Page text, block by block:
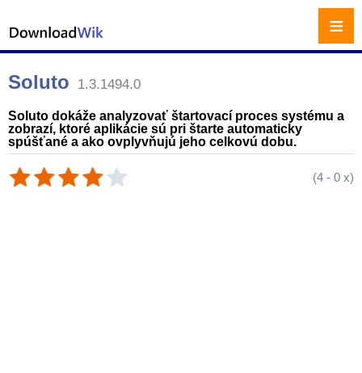
Soluto 1.3.1494.0
Soluto dokáže analyzovať štartovací proces systému a
zobrazí, ktoré aplikácie sú pri štarte automaticky
spúšťané a ako ovplyvňujú jeho celkovú dobu.
(4 - 0 x)
≡